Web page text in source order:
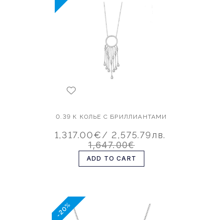
0.39 К КОЛЬЕ С БРИЛЛИАНТАМИ
1,317.00€/ 2,575.79лв.
1,647.00€
ADD TO CART
-20%